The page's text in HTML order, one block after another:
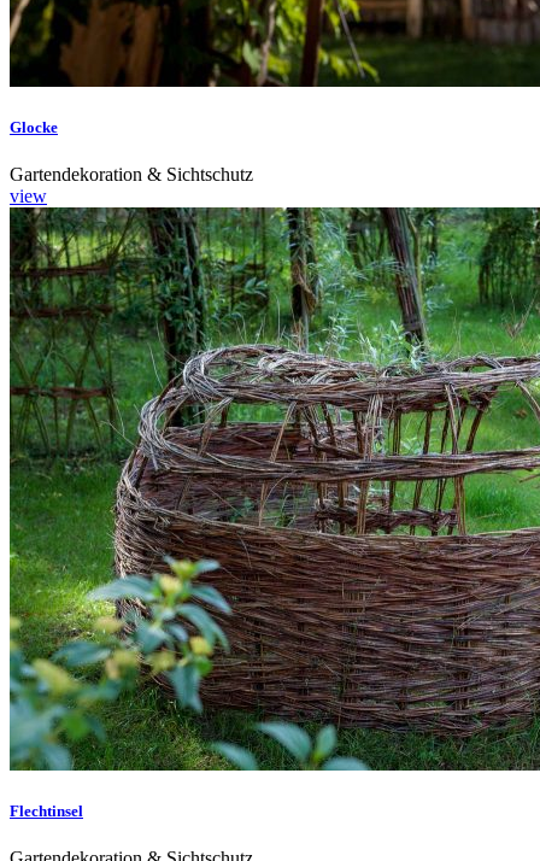
Glocke
Gartendekoration & Sichtschutz
view
Flechtinsel